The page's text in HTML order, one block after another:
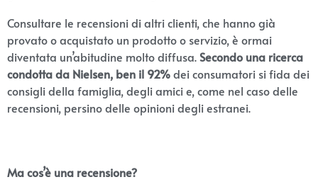
Consultare le recensioni di altri clienti, che hanno già
provato o acquistato un prodotto o servizio, è ormai
diventata un’abitudine molto diffusa.Secondo una ricerca
condotta da Nielsen, ben il 92%dei consumatori si fida dei
consigli della famiglia, degli amici e, come nel caso delle
recensioni, persino delle opinioni degli estranei.
Ma cos’è una recensione?